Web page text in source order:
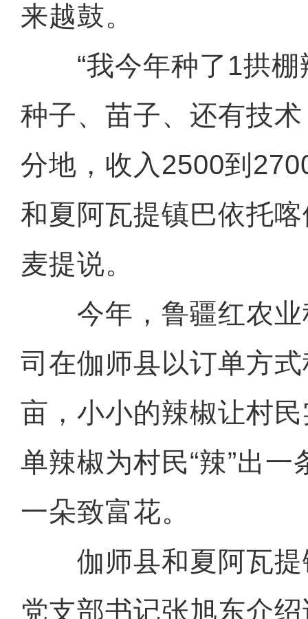
来越鼓。
“我今年种了1拱棚
种子、苗子、还有技
分地，收入2500到
和夏阿瓦提镇巴依托
麦提说。
今年，鲁疆红农业
司在伽师县以订单方
亩，小小的辣椒让村
单辣椒为村民“辣”出一
一朵致富花。
伽师县和夏阿瓦提
党支部书记张旭东介